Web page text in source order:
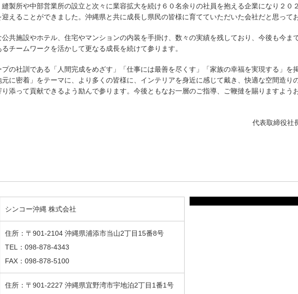
製所や中部営業所の設立と次々に業容拡大を続け６０名余りの社員を抱える企業になり２０
えることができました。沖縄県と共に成長し県民の皆様に育てていただいた会社だと思って
共施設やホテル、住宅やマンションの内装を手掛け、数々の実績を残しており、今後も今ま
チームワークを活かして更なる成長を続けて参ります。
の社訓である「人間完成をめざす」「仕事には最善を尽くす」「家族の幸福を実現する」を
に密着」をテーマに、より多くの皆様に、インテリアを身近に感じて戴き、快適な空間造り
添って貢献できるよう励んで参ります。今後ともなお一層のご指導、ご鞭撻を賜りますよう
代表取締役
シンコー沖縄 株式会社
住所：〒901-2104 沖縄県浦添市当山2丁目15番8号
TEL： 098-878-4343
FAX：098-878-5100
住所：〒901-2227 沖縄県宜野湾市宇地泊2丁目1番1号